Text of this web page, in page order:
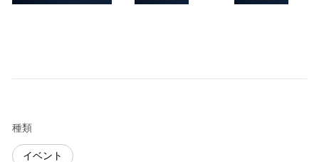
種類
イベント